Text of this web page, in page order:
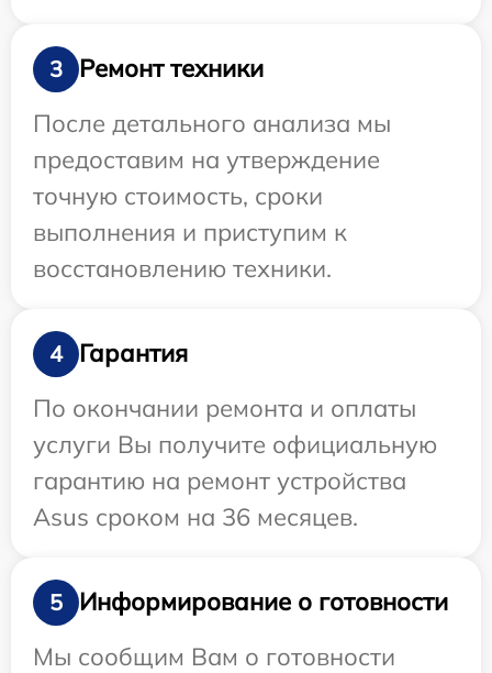
3
Ремонт техники
После детального анализа мы
предоставим на утверждение
точную стоимость, сроки
выполнения и приступим к
восстановлению техники.
4
Гарантия
По окончании ремонта и оплаты
услуги Вы получите официальную
гарантию на ремонт устройства
Asus сроком на 36 месяцев.
5
Информирование о готовности
Мы сообщим Вам о готовности